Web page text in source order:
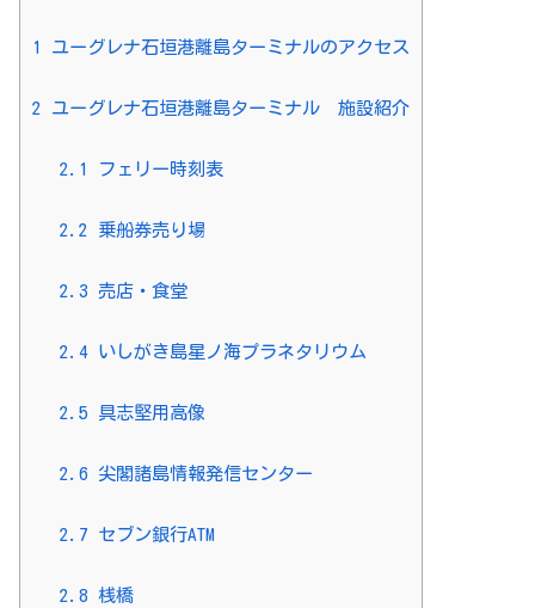
1 ユーグレナ石垣港離島ターミナルのアクセス
2 ユーグレナ石垣港離島ターミナル 施設紹介
2.1 フェリー時刻表
2.2 乗船券売り場
2.3 売店・食堂
2.4いしがき島星ノ海プラネタリウム
2.5 具志堅用高像
2.6 尖閣諸島情報発信センター
2.7 セブン銀行ATM
2.8 桟橋